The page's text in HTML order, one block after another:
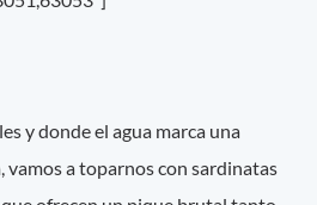
y donde el agua marca una
a toparnos con sardinatas